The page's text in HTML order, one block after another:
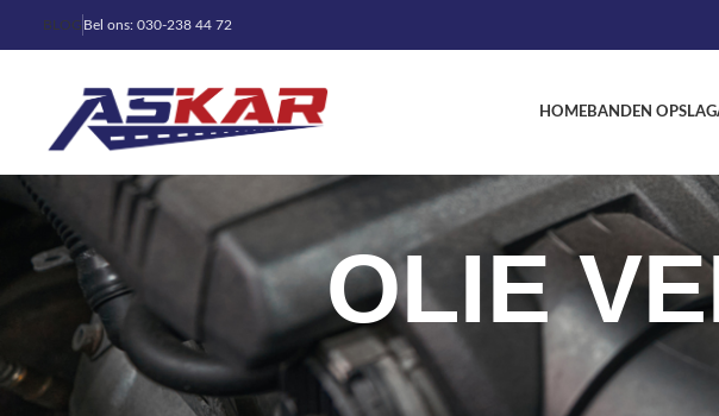
BLOG Bel ons: 030-238 44 72
HOMEBANDEN OPSLAG
OLIE